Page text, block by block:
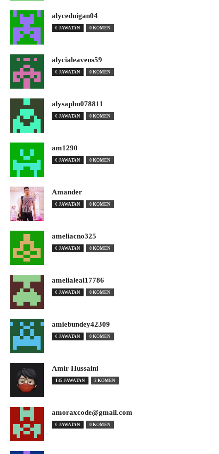
alyceduigan04
0 JAWATAN 0 KOMEN
alycialeavens59
0 JAWATAN 0 KOMEN
alysapbu078811
0 JAWATAN 0 KOMEN
am1290
0 JAWATAN 0 KOMEN
Amander
0 JAWATAN 0 KOMEN
ameliacno325
0 JAWATAN 0 KOMEN
amelialeal17786
0 JAWATAN 0 KOMEN
amiebundey42309
0 JAWATAN 0 KOMEN
Amir Hussaini
135 JAWATAN 2 KOMEN
amoraxcode@gmail.com
0 JAWATAN 0 KOMEN